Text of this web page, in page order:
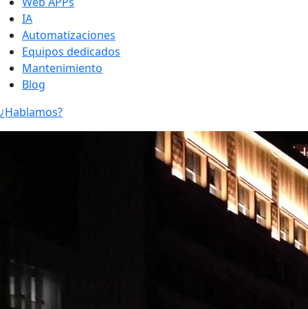
IA
Automatizaciones
Equipos dedicados
Mantenimiento
Blog
¿Hablamos?